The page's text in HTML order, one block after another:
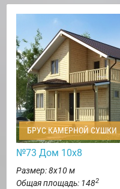
БРУС КАМЕРНОЙ СУШКИ
№73 Дом 10х8
Размер: 8х10 м
Общая площадь: 1482